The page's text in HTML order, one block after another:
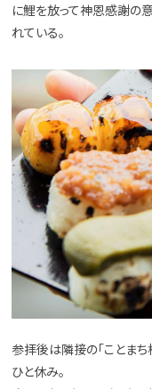
に鯉を放って神恩感謝の
れている。
参拝後は隣接の「ことま
ひと休み。